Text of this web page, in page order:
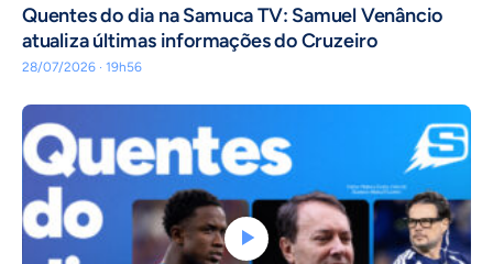
Quentes do dia na Samuca TV: Samuel Venâncio
atualiza últimas informações do Cruzeiro
28/07/2026 · 19h56